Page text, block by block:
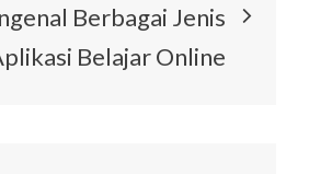
Berbagai Jenis
Belajar Online